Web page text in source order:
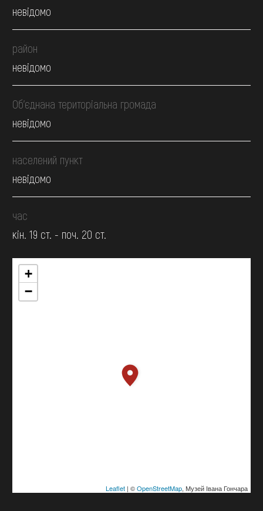
невідомо
район
невідомо
Об’єднана територіальна громада
невідомо
населений пункт
невідомо
час
кін. 19 ст. - поч. 20 ст.
+
−
Leaflet| ©OpenStreetMap, Музей Івана Гончара